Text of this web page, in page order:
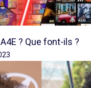
? Que font-ils ?